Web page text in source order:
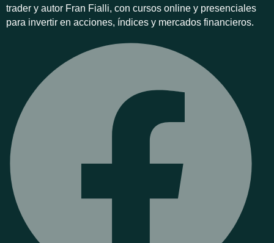
trader y autor Fran Fialli, con cursos online y presenciales
para invertir en acciones, índices y mercados financieros.